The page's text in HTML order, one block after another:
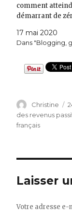
comment
démarrant de
votre blog", si
démarre ici:
valeur/ Mais…
17 mai 2020
Dans "Blogging,
Auteur
Christine
des revenus
français
Laisser
Votre adresse e-